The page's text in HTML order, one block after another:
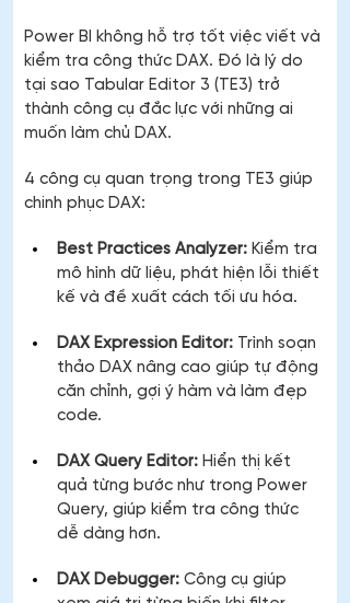
Power BI không hỗ trợ tốt việc viết và
kiểm tra công thức DAX. Đó là lý do
tại sao Tabular Editor 3 (TE3) trở
thành công cụ đắc lực với những ai
muốn làm chủ DAX.
4 công cụ quan trọng trong TE3 giúp
chinh phục DAX:
Best Practices Analyzer: Kiểm tra
mô hình dữ liệu, phát hiện lỗi thiết
kế và đề xuất cách tối ưu hóa.
DAX Expression Editor: Trình soạn
thảo DAX nâng cao giúp tự động
căn chỉnh, gợi ý hàm và làm đẹp
code.
DAX Query Editor: Hiển thị kết
quả từng bước như trong Power
Query, giúp kiểm tra công thức
dễ dàng hơn.
DAX Debugger: Công cụ giúp